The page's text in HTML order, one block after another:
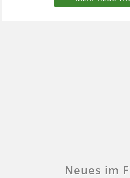
Neues im